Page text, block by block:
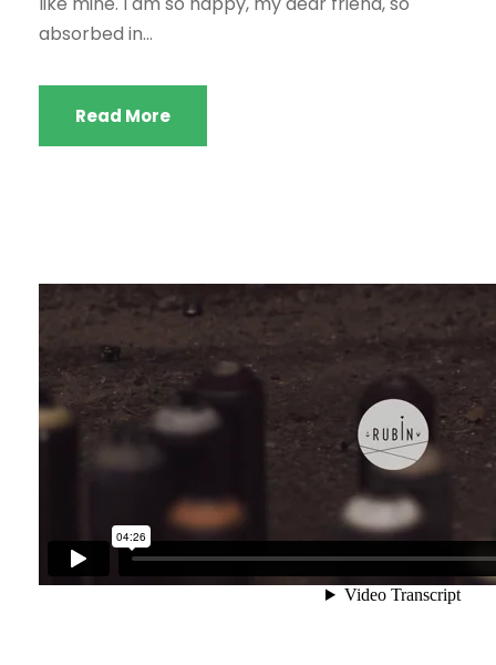
absorbed in...
Read More